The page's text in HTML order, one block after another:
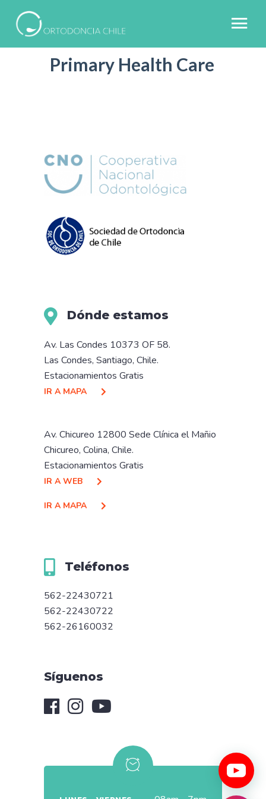
Primary Health Care
Dónde estamos
Av. Las Condes 10373 OF 58.
Las Condes, Santiago, Chile.
Estacionamientos Gratis
IR A MAPA
Av. Chicureo 12800 Sede Clínica el Mañio
Chicureo, Colina, Chile.
Estacionamientos Gratis
IR A WEB
IR A MAPA
Teléfonos
562-22430721
562-22430722
562-26160032
Síguenos